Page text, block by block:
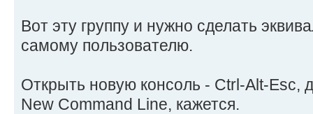
Вот эту группу и нужно сделать
самому пользователю.
Открыть новую консоль - Ctrl-Alt-Esc,
New Command Line, кажется.